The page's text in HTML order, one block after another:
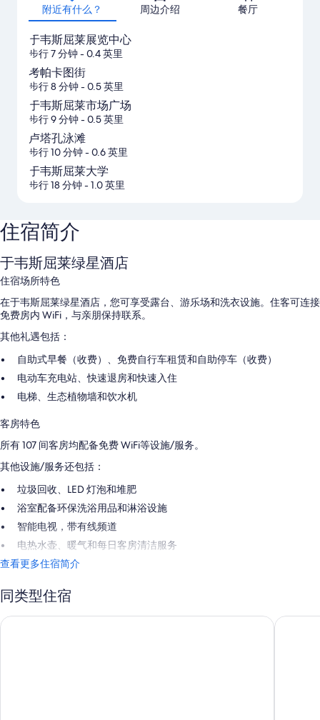
附近有什么？ 周边介绍 餐厅
于韦斯屈莱展览中心
步行 7 分钟- 0.4 英里
考帕卡图街
步行 8 分钟- 0.5 英里
于韦斯屈莱市场广场
步行 9 分钟- 0.5 英里
卢塔孔泳滩
步行 10 分钟- 0.6 英里
于韦斯屈莱大学
步行 18 分钟- 1.0 英里
住宿简介
于韦斯屈莱绿星酒店
住宿场所特色
在于韦斯屈莱绿星酒店，您可享受露台、游乐场和洗衣设施。住客可连接
免费房内 WiFi，与亲朋保持联系。
其他礼遇包括：
自助式早餐（收费）、免费自行车租赁和自助停车（收费）
电动车充电站、快速退房和快速入住
电梯、生态植物墙和饮水机
客房特色
所有 107 间客房均配备免费 WiFi等设施/服务。
其他设施/服务还包括：
垃圾回收、LED 灯泡和堆肥
浴室配备环保洗浴用品和淋浴设施
智能电视，带有线频道
电热水壶、暖气和每日客房清洁服务
查看更多住宿简介
同类型住宿
于韦斯屈莱欧美纳酒店 芬兰蒂